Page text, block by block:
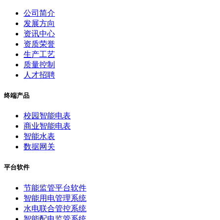
公司简介
发展方向
资讯中心
资质荣誉
生产工艺
质量控制
人才招聘
终端产品
校园智能电表
商业智能电表
智能水表
数据网关
平台软件
节能监管平台软件
智能用电管理系统
水电联合管控系统